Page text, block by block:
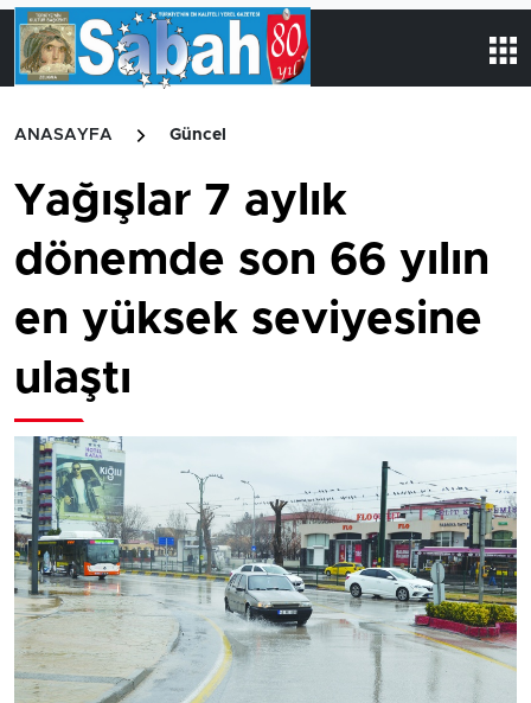
ANASAYFA Güncel
Yağışlar 7 aylık
dönemde son 66 yılın
en yüksek seviyesine
ulaştı